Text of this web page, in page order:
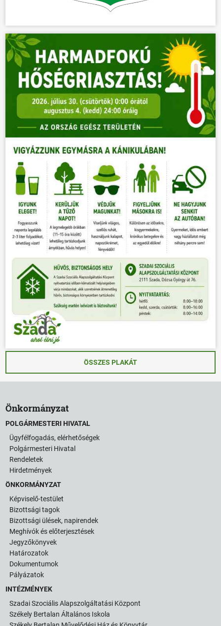
ÖSSZES PLAKÁT
Önkormányzat
POLGÁRMESTERI HIVATAL
Ügyfélfogadás, elérhetőségek
Polgármesteri Hivatal
Rendeletek
Hirdetmények
ÖNKORMÁNYZAT
Képviselő-testület
Bizottsági tagok
Bizottsági ülések, napirendek
Meghívók és előterjesztések
Jegyzőkönyvek
Határozatok
Dokumentumok
Pályázatok
INTÉZMÉNYEK
Szadai Szociális Alapszolgáltatási Központ
Székely Bertalan Általános Iskola